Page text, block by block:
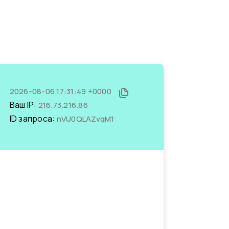
2026-08-06 17:31:49 +0000
Ваш IP: 216.73.216.86
ID запроса: nVU0QLAZvqM1